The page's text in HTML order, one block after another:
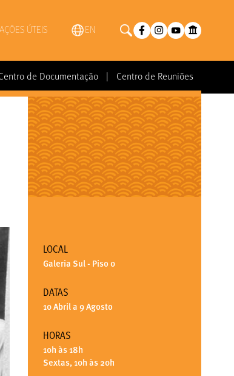
ÚTEIS EN
de Documentação Centro de Reuniões
LOCAL
Galeria Sul - Piso 0
DATAS
10 Abril a 9 Agosto
HORAS
10h às 18h
Sextas, 10h às 20h